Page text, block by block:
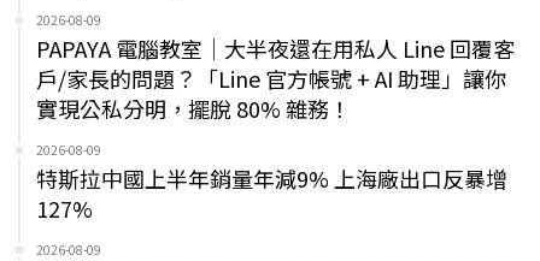
2026-08-09
PAPAYA 電腦教室｜大半夜還在用私人 Line 回覆客
戶/家長的問題？「Line 官方帳號 + AI 助理」讓你
實現公私分明，擺脫 80% 雜務！
2026-08-09
特斯拉中國上半年銷量年減9% 上海廠出口反暴增
127%
2026-08-09